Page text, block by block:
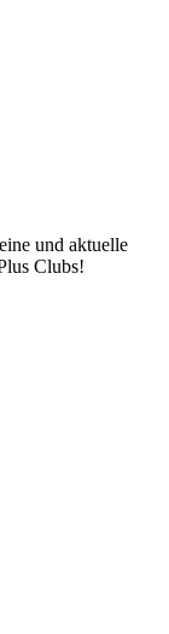
und aktuelle
Clubs!